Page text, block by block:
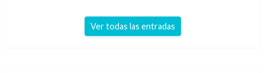
Ver todas las entradas